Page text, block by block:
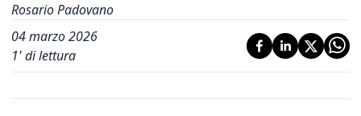
Rosario Padovano
04 marzo 2026
1' di lettura